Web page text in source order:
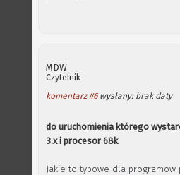
MDW
Czytelnik
komentarz #6wysłany: brak daty
do uruchomienia którego
3.x i procesor 68k
Jakie to typowe dla programow